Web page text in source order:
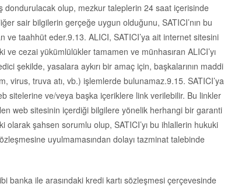
dondurulacak olup, mezkur taleplerin 24 saat içerisinde
sair bilgilerin gerçeğe uygun olduğunu, SATICI’nın bu
ve taahhüt eder.9.13. ALICI, SATICI’ya ait internet sitesini
cezai yükümlülükler tamamen ve münhasıran ALICI’yı
şekilde, yasalara aykırı bir amaç için, başkalarının maddi
virus, truva atı, vb.) işlemlerde bulunamaz.9.15. SATICI’ya
sitelerine ve/veya başka içeriklere link verilebilir. Bu linkler
web sitesinin içerdiği bilgilere yönelik herhangi bir garanti
olarak şahsen sorumlu olup, SATICI’yı bu ihlallerin hukuki
uyulmamasından dolayı tazminat talebinde
banka ile arasındaki kredi kartı sözleşmesi çerçevesinde